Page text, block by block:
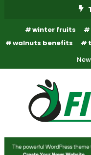
Contentwinter fruits
walnuts benefits
Fitness
Fitness Funda Tips